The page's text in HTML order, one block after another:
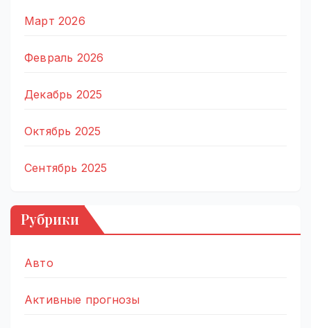
Март 2026
Февраль 2026
Декабрь 2025
Октябрь 2025
Сентябрь 2025
Рубрики
Авто
Активные прогнозы